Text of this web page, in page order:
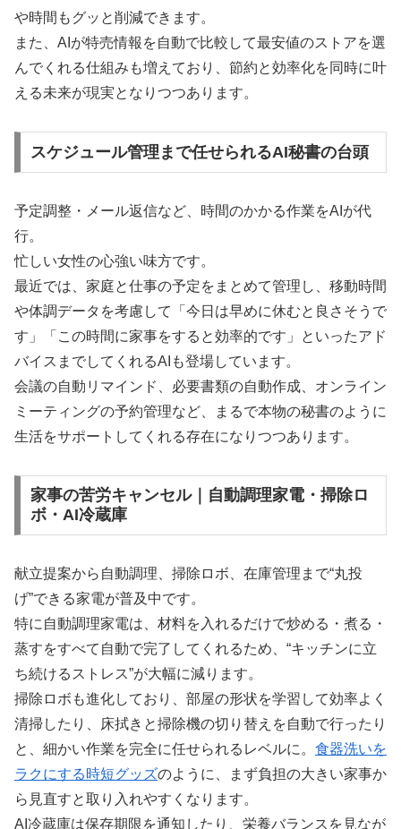
や時間もグッと削減できます。
また、AIが特売情報を自動で比較して最安値のストアを選
んでくれる仕組みも増えており、節約と効率化を同時に叶
える未来が現実となりつつあります。
スケジュール管理まで任せられるAI秘書の台頭
予定調整・メール返信など、時間のかかる作業をAIが代
行。
忙しい女性の心強い味方です。
最近では、家庭と仕事の予定をまとめて管理し、移動時間
や体調データを考慮して「今日は早めに休むと良さそうで
す」「この時間に家事をすると効率的です」といったアド
バイスまでしてくれるAIも登場しています。
会議の自動リマインド、必要書類の自動作成、オンライン
ミーティングの予約管理など、まるで本物の秘書のように
生活をサポートしてくれる存在になりつつあります。
家事の苦労キャンセル｜自動調理家電・掃除ロ
ボ・AI冷蔵庫
献立提案から自動調理、掃除ロボ、在庫管理まで“丸投
げ”できる家電が普及中です。
特に自動調理家電は、材料を入れるだけで炒める・煮る・
蒸すをすべて自動で完了してくれるため、“キッチンに立
ち続けるストレス”が大幅に減ります。
掃除ロボも進化しており、部屋の形状を学習して効率よく
清掃したり、床拭きと掃除機の切り替えを自動で行ったり
と、細かい作業を完全に任せられるレベルに。 食器洗いを
ラクにする時短グッズのように、まず負担の大きい家事か
ら見直すと取り入れやすくなります。
AI冷蔵庫は保存期限を通知したり、栄養バランスを見なが